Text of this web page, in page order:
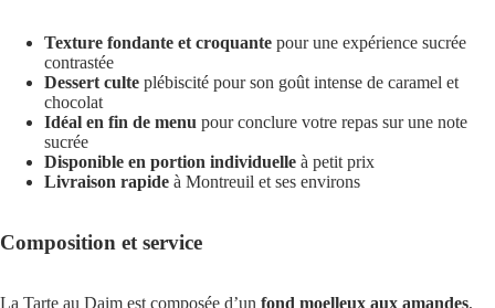
Texture fondante et croquante pour une expérience sucrée
contrastée
Dessert culte plébiscité pour son goût intense de caramel et
chocolat
Idéal en fin de menu pour conclure votre repas sur une note
sucrée
Disponible en portion individuelle à petit prix
Livraison rapide à Montreuil et ses environs
Composition et service
La Tarte au Daim est composée d’un fond moelleux aux amandes,